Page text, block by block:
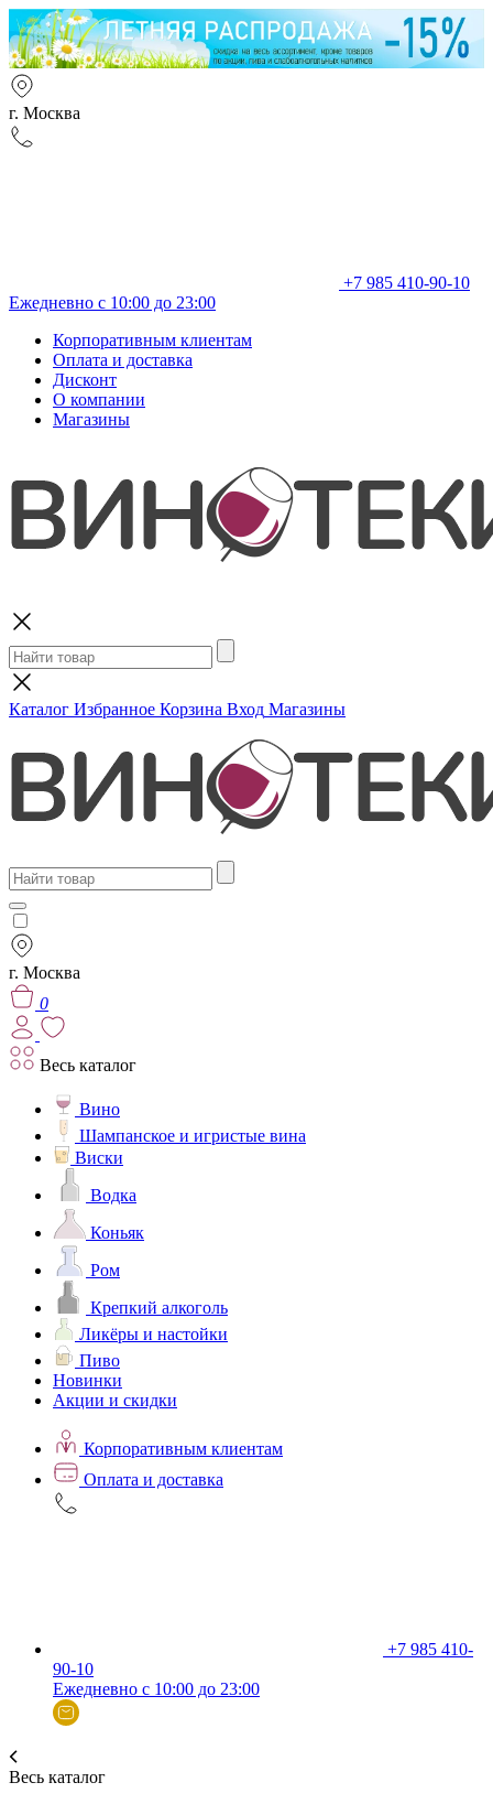
г. Москва
+7 985 410-90-10
Ежедневно с 10:00 до 23:00
Корпоративным клиентам
Оплата и доставка
Дисконт
О компании
Магазины
Каталог Избранное Корзина Вход Магазины
г. Москва
0
Весь каталог
Вино
Шампанское и игристые вина
Виски
Водка
Коньяк
Ром
Крепкий алкоголь
Ликёры и настойки
Пиво
Новинки
Акции и скидки
Корпоративным клиентам
Оплата и доставка
+7 985 410-
90-10
Ежедневно с 10:00 до 23:00
Весь каталог